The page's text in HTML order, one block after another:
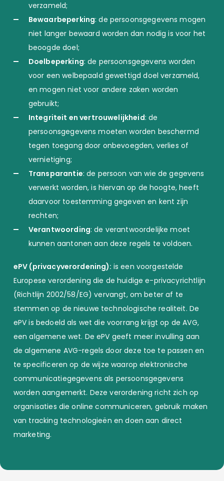
verzameld;
Bewaarbeperking: de persoonsgegevens mogen
niet langer bewaard worden dan nodig is voor het
beoogde doel;
Doelbeperking: de persoonsgegevens worden
voor een welbepaald gewettigd doel verzameld,
en mogen niet voor andere zaken worden
gebruikt;
Integriteit en vertrouwelijkheid: de
persoonsgegevens moeten worden beschermd
tegen toegang door onbevoegden, verlies of
vernietiging;
Transparantie: de persoon van wie de gegevens
verwerkt worden, is hiervan op de hoogte, heeft
daarvoor toestemming gegeven en kent zijn
rechten;
Verantwoording: de verantwoordelijke moet
kunnen aantonen aan deze regels te voldoen.
ePV (privacyverordening): is een voorgestelde
Europese verordening die de huidige e-privacyrichtlijn
(Richtlijn 2002/58/EG) vervangt, om beter af te
stemmen op de nieuwe technologische realiteit. De
ePV is bedoeld als wet die voorrang krijgt op de AVG,
een algemene wet. De ePV geeft meer invulling aan
de algemene AVG-regels door deze toe te passen en
te specificeren op de wijze waarop elektronische
communicatiegegevens als persoonsgegevens
worden aangemerkt. Deze verordening richt zich op
organisaties die online communiceren, gebruik maken
van tracking technologieën en doen aan direct
marketing.